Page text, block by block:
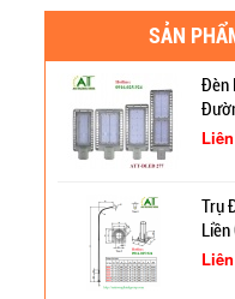
SẢN
Đèn
Trụ
Sơn
Trụ